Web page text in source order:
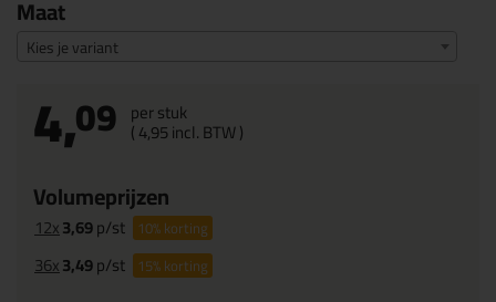
Maat
Kies je variant
4,09 per stuk
(4,95incl. BTW )
Volumeprijzen
12x3,69p/st 10%korting
36x3,49p/st 15%korting